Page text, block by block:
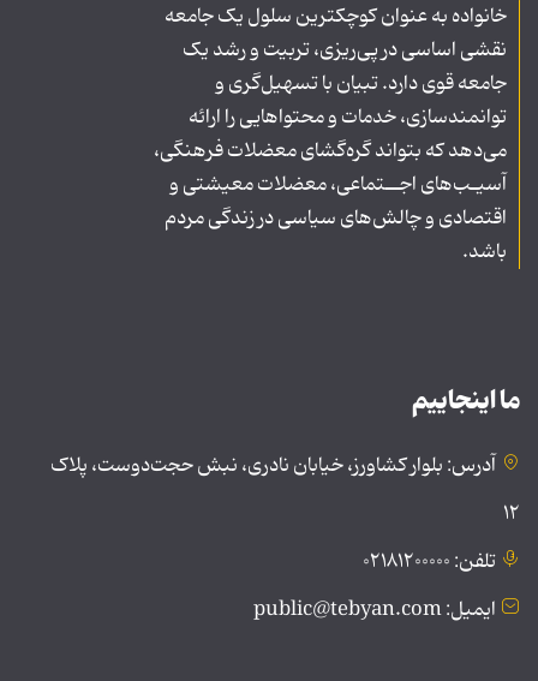
خانواده به عنوان کوچکترین سلول یک جامعه
نقشی اساسی در پی‌ریزی، تربیت و رشد یک
جامعه قوی دارد. تبیان با تسهیل‌گری و
توانمندسازی، خدمات و محتواهایی را ارائه
می‌دهد که بتواند گره‌گشای معضلات فرهنگی،
آسیـب‌های اجــتماعی، معضلات معیشتی و
اقتصادی و چالش‌های سیاسی در زندگی مردم
باشد.
ما اینجاییم
آدرس: بلوار کشاورز، خیابان نادری، نبش حجت‌دوست، پلاک
۱۲
تلفن: ۰۲۱۸۱۲۰۰۰۰۰
ایمیل: public@tebyan.com